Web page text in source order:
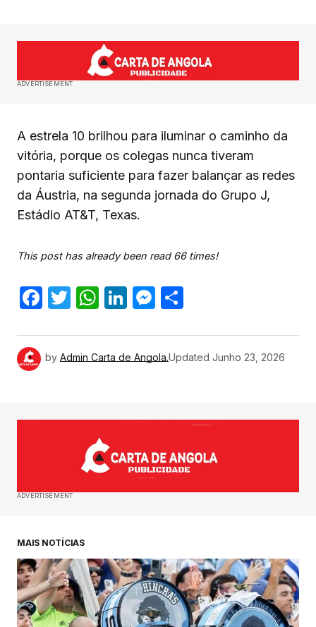
ADVERTISEMENT
A estrela 10 brilhou para iluminar o caminho da
vitória, porque os colegas nunca tiveram
pontaria suficiente para fazer balançar as redes
da Áustria, na segunda jornada do Grupo J,
Estádio AT&T, Texas.
This post has already been read 66 times!
Facebook
Twitter
WhatsApp
LinkedIn
Messenger
by Admin Carta de Angola.Updated Junho 23, 2026
ADVERTISEMENT
MAIS NOTÍCIAS